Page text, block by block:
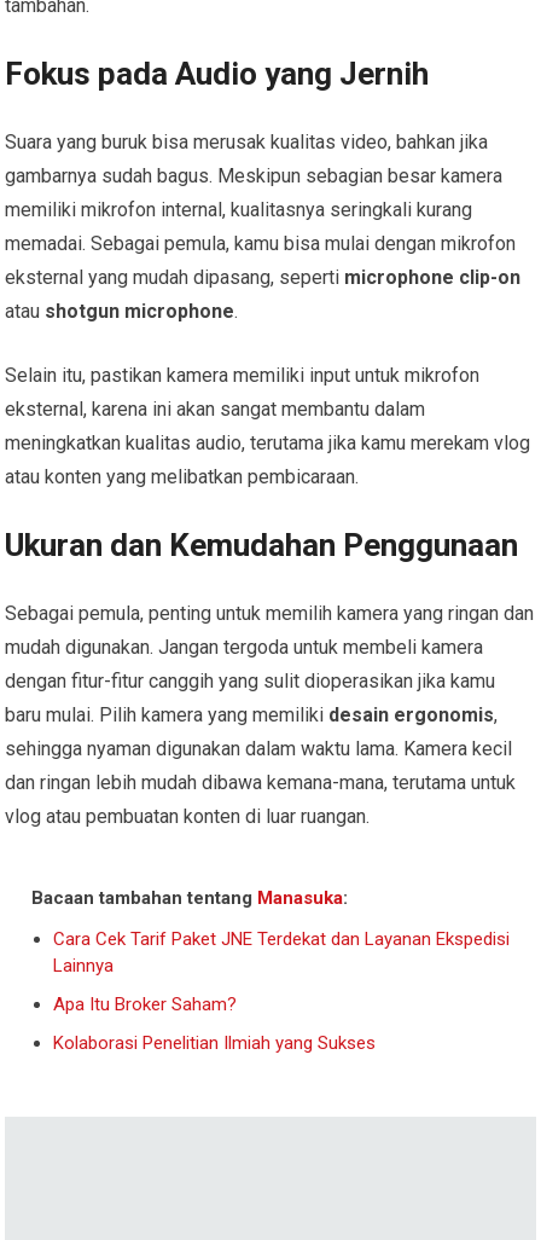
tambahan.
Fokus pada Audio yang Jernih
Suara yang buruk bisa merusak kualitas video, bahkan jika
gambarnya sudah bagus. Meskipun sebagian besar kamera
memiliki mikrofon internal, kualitasnya seringkali kurang
memadai. Sebagai pemula, kamu bisa mulai dengan mikrofon
eksternal yang mudah dipasang, seperti microphone clip-on
atau shotgun microphone.
Selain itu, pastikan kamera memiliki input untuk mikrofon
eksternal, karena ini akan sangat membantu dalam
meningkatkan kualitas audio, terutama jika kamu merekam vlog
atau konten yang melibatkan pembicaraan.
Ukuran dan Kemudahan Penggunaan
Sebagai pemula, penting untuk memilih kamera yang ringan dan
mudah digunakan. Jangan tergoda untuk membeli kamera
dengan fitur-fitur canggih yang sulit dioperasikan jika kamu
baru mulai. Pilih kamera yang memiliki desain ergonomis,
sehingga nyaman digunakan dalam waktu lama. Kamera kecil
dan ringan lebih mudah dibawa kemana-mana, terutama untuk
vlog atau pembuatan konten di luar ruangan.
Bacaan tambahan tentang Manasuka:
Cara Cek Tarif Paket JNE Terdekat dan Layanan Ekspedisi
Lainnya
Apa Itu Broker Saham?
Kolaborasi Penelitian Ilmiah yang Sukses